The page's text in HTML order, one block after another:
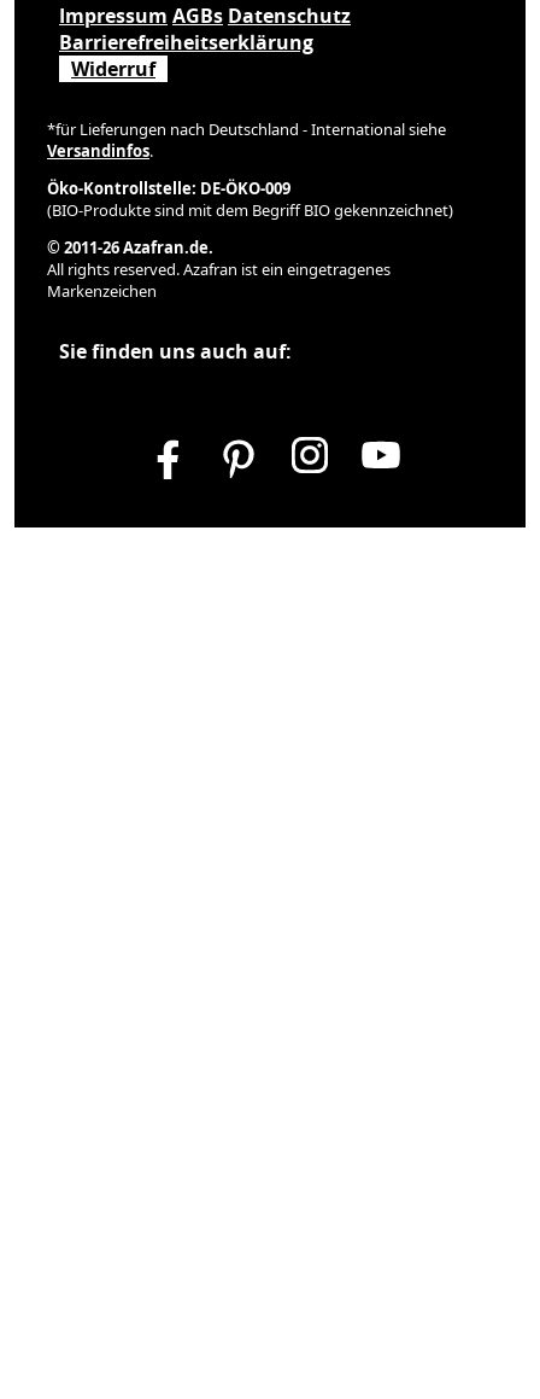
Impressum AGBs Datenschutz
Barrierefreiheitserklärung
Widerruf
*für Lieferungen nach Deutschland - International siehe
Versandinfos.
Öko-Kontrollstelle: DE-ÖKO-009
(BIO-Produkte sind mit dem Begriff BIO gekennzeichnet)
© 2011-26 Azafran.de.
All rights reserved. Azafran ist ein eingetragenes
Markenzeichen
Sie finden uns auch auf: